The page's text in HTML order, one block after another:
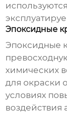
Эпоксидные
Эпоксидные
химических
для окраски
условиях
воздействия